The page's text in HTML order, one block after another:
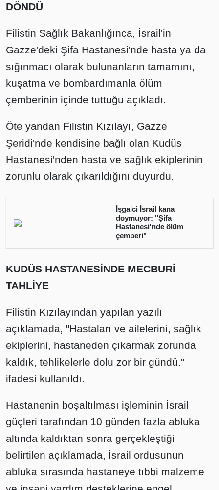
DÖNDÜ
Filistin Sağlık Bakanlığınca, İsrail'in
Gazze'deki Şifa Hastanesi'nde hasta ya da
sığınmacı olarak bulunanların tamamını,
kuşatma ve bombardımanla ölüm
çemberinin içinde tuttuğu açıkladı.
Öte yandan Filistin Kızılayı, Gazze
Şeridi'nde kendisine bağlı olan Kudüs
Hastanesi'nden hasta ve sağlık ekiplerinin
zorunlu olarak çıkarıldığını duyurdu.
İşgalci İsrail kana
doymuyor: "Şifa
Hastanesi'nde ölüm
çemberi"
KUDÜS HASTANESİNDE MECBURİ
TAHLİYE
Filistin Kızılayından yapılan yazılı
açıklamada, "Hastaları ve ailelerini, sağlık
ekiplerini, hastaneden çıkarmak zorunda
kaldık, tehlikelerle dolu zor bir gündü."
ifadesi kullanıldı.
Hastanenin boşaltılması işleminin İsrail
güçleri tarafından 10 günden fazla abluka
altında kaldıktan sonra gerçekleştiği
belirtilen açıklamada, İsrail ordusunun
abluka sırasında hastaneye tıbbi malzeme